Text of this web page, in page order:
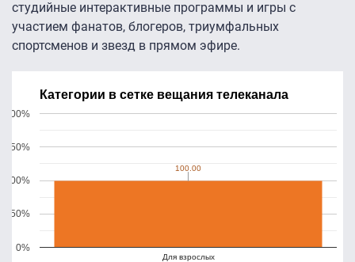
студийные интерактивные программы и игры с
участием фанатов, блогеров, триумфальных
спортсменов и звезд в прямом эфире.
Категории в сетке вещания телеканала
Для взрослых
0%
50%
100%
150%
200%
100.00
100.00